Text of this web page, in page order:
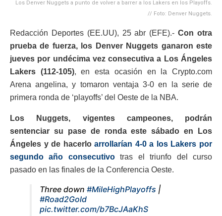
Los Denver Nuggets a punto de volver a barrer a los Lakers en los Playoffs.
// Foto: Denver Nuggets.
Redacción Deportes (EE.UU), 25 abr (EFE).-Con otra
prueba de fuerza, los Denver Nuggets ganaron este
jueves por undécima vez consecutiva a Los Ángeles
Lakers (112-105), en esta ocasión en la Crypto.com
Arena angelina, y tomaron ventaja 3-0 en la serie de
primera ronda de ‘playoffs’ del Oeste de la NBA.
Los Nuggets, vigentes campeones, podrán
sentenciar su pase de ronda este sábado en Los
Ángeles y de hacerloarrollarían 4-0 a los Lakers por
segundo año consecutivotras el triunfo del curso
pasado en las finales de la Conferencia Oeste.
Three down #MileHighPlayoffs |
#Road2Gold
pic.twitter.com/b7BcJAaKhS